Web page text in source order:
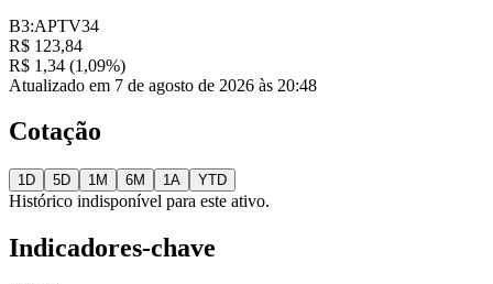
B3:APTV34
R$ 123,84
R$ 1,34 (1,09%)
Atualizado em 7 de agosto de 2026 às 20:48
Cotação
1D 5D 1M 6M 1A YTD
Histórico indisponível para este ativo.
Indicadores-chave